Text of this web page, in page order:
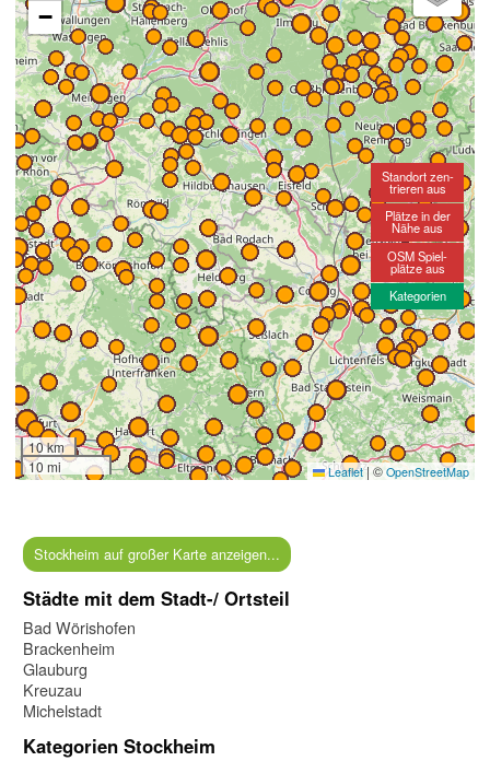
−
10 km
10 mi
Leaflet |© OpenStreetMap
Standort zen-
trieren aus
Plätze in der
Nähe aus
OSM Spiel-
plätze aus
Kategorien
Stockheim auf großer Karte anzeigen...
Städte mit dem Stadt-/ Ortsteil
Bad Wörishofen
Brackenheim
Glauburg
Kreuzau
Michelstadt
Kategorien Stockheim